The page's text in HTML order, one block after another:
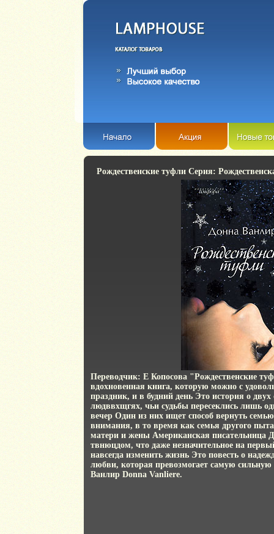
Рождественские туфли Серия:
Переводчик: Е Копосова "Рождественские
вдохновенная книга, которую можно с
праздник, и в будний день Это история о
людввхщгях, чьи судьбы пересеклись лишь
вечер Один из них ищет способ вернуть
внимания, в то время как семья другого
матери и жены Американская писательница
твнюцдом, что даже незначительное на
навсегда изменить жизнь Это повесть о
любви, которая превозмогает самую
Ванлир Donna Vanliere.